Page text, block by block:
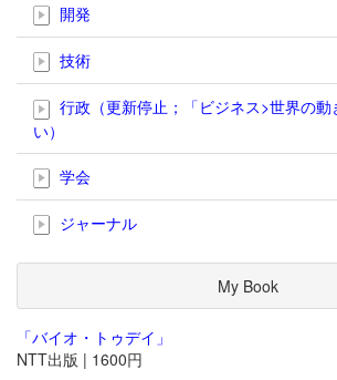
開発
技術
行政（更新停止；「ビジネス>世界の動
い）
学会
ジャーナル
My Book
「バイオ・トゥデイ」
NTT出版 | 1600円